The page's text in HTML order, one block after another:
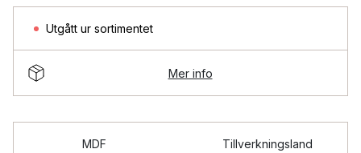
Utgått ur sortimentet
Mer info
MDF
Tillverkningsland